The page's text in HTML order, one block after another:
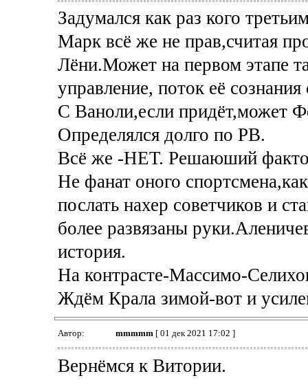
Задумался как раз кого
Марк всё же не прав,считая
Лёни.Может на первом этапе
управление, поток её
C Ваноли,если придёт,может
Определялся долго по РВ.
Всё же -НЕТ. Решаюший
Не фанат оного
послать нахер советчиков и
более развязаны
история.
На контрасте-Массимо-
Ждём Крала зимой-вот и
Автор: mmmmm[ 01 дек 2021 17:02 ]
Вернёмся к Витории.